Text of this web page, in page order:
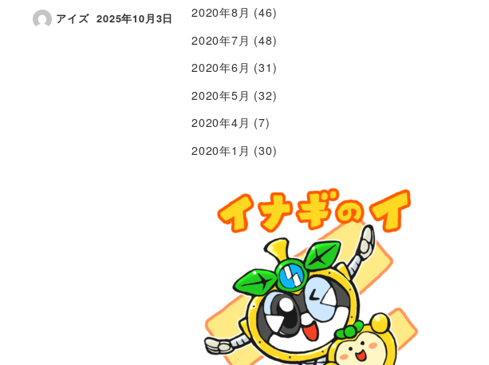
アイズ 2025年10月3日
2020年8月 (46)
2020年7月 (48)
2020年6月 (31)
2020年5月 (32)
2020年4月 (7)
2020年1月 (30)